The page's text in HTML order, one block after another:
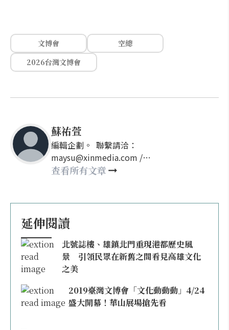
文博會
空總
2026台灣文博會
蘇祐萱
編輯企劃。 聯繫請洽：
maysu@xinmedia.com /
may860527@gmail.com
查看所有文章
延伸閱讀
北號誌樓、雄鎮北門重現港都歷史風
景 引領民眾在新舊之間看見高雄文化
之美
2019臺灣文博會「文化動動動」4/24
盛大開幕！華山展場搶先看